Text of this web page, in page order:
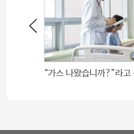
“가스 나왔습니까?”라고